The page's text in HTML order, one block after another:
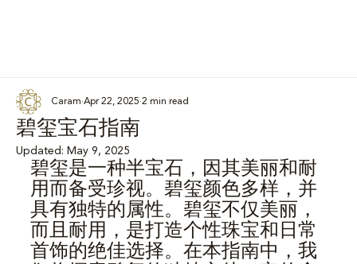
碧玺宝石指南
Caram Apr 22, 2025 2 min read
Updated: May 9, 2025
碧玺是一种半宝石，因其美丽和耐
用而备受珍视。碧玺颜色多样，并
具有独特的属性。碧玺不仅美丽，
而且耐用，是打造个性珠宝和日常
首饰的绝佳选择。在本指南中，我